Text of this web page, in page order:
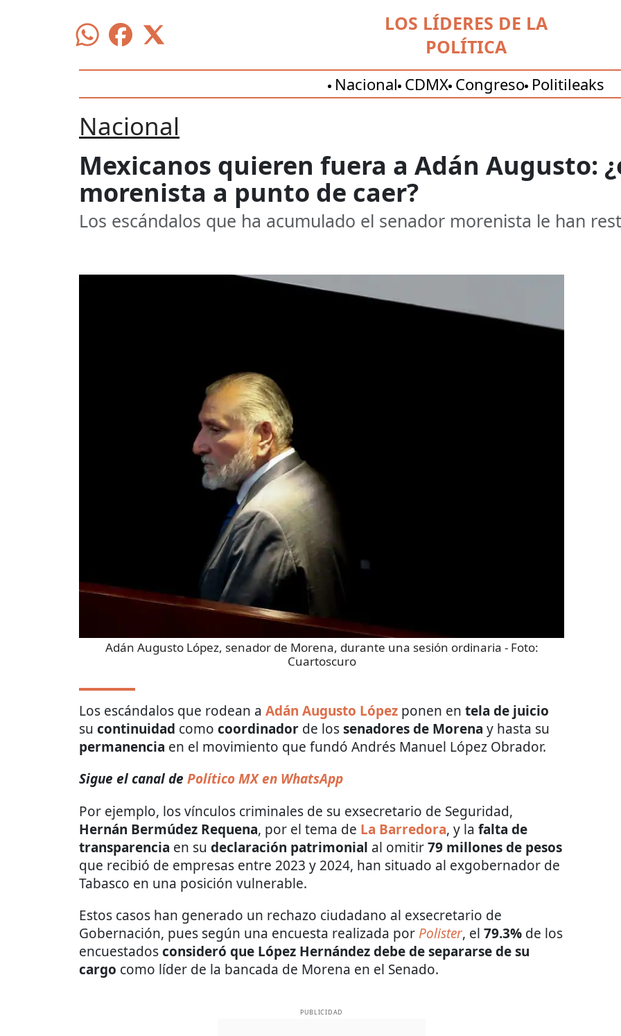
LOS LÍDERES DE LA
POLÍTICA
Nacional CDMX Congreso Politileaks
Nacional
Mexicanos quieren fuera a Adán Augusto:
morenista a punto de caer?
Los escándalos que ha acumulado el senador morenista le han
Adán Augusto López, senador de Morena, durante una sesión ordinaria - Foto:
Cuartoscuro
Los escándalos que rodean a Adán Augusto López ponen en tela de juicio
su continuidad como coordinador de lossenadores de Morena y hasta su
permanencia en el movimiento que fundó Andrés Manuel López Obrador.
Sigue el canal de Político MX en WhatsApp
Por ejemplo, los vínculos criminales de su exsecretario de Seguridad,
Hernán Bermúdez Requena, por el tema de La Barredora, y la falta de
transparencia en su declaración patrimonial al omitir79 millones de pesos
que recibió de empresas entre 2023 y 2024, han situado al exgobernador de
Tabasco en una posición vulnerable.
Estos casos han generado un rechazo ciudadano al exsecretario de
Gobernación, pues según una encuesta realizada por Polister, el 79.3% de los
encuestadosconsideró que López Hernándezdebe de separarse de su
cargo como líder de la bancada de Morena en el Senado.
PUBLICIDAD